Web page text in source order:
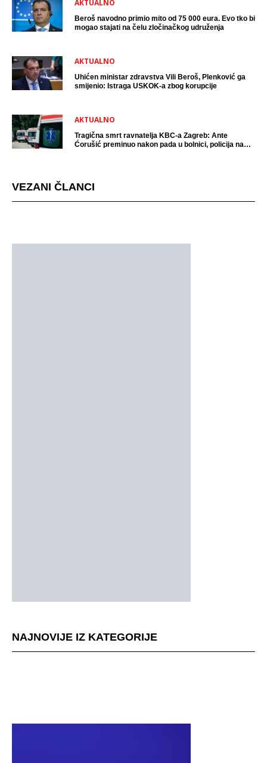
AKTUALNO
Beroš navodno primio mito od 75 000 eura. Evo tko bi
mogao stajati na čelu zločinačkog udruženja
AKTUALNO
Uhićen ministar zdravstva Vili Beroš, Plenković ga
smijenio: Istraga USKOK-a zbog korupcije
AKTUALNO
Tragična smrt ravnatelja KBC-a Zagreb: Ante
Ćorušić preminuo nakon pada u bolnici, policija na
VEZANI ČLANCI
NAJNOVIJE IZ KATEGORIJE